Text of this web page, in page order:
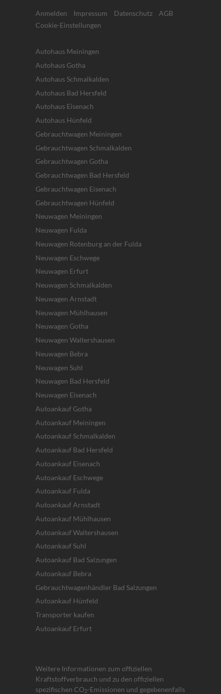
Anmelden Impressum Datenschutz
AGB
Cookie-Einstellungen
Autohaus Meiningen
Autohaus Gotha
Autohaus Schmalkalden
Autohaus Bad Hersfeld
Autohaus Eisenach
Autohaus Hünfeld
Gebrauchtwagen Meiningen
Gebrauchtwagen Schmalkalden
Gebrauchtwagen Gotha
Gebrauchtwagen Bad Hersfeld
Gebrauchtwagen Eisenach
Gebrauchtwagen Hünfeld
Neuwagen Meiningen
Neuwagen Fulda
Neuwagen Rotenburg an der Fulda
Neuwagen Eschwege
Neuwagen Erfurt
Neuwagen Schmalkalden
Neuwagen Arnstadt
Neuwagen Mühlhausen
Neuwagen Gotha
Neuwagen Waltershausen
Neuwagen Bebra
Neuwagen Suhl
Neuwagen Bad Hersfeld
Neuwagen Eisenach
Autoankauf Gotha
Autoankauf Meiningen
Autoankauf Schmalkalden
Autoankauf Bad Hersfeld
Autoankauf Eisenach
Autoankauf Eschwege
Autoankauf Fulda
Autoankauf Arnstadt
Autoankauf Mühlhausen
Autoankauf Waltershausen
Autoankauf Suhl
Autoankauf Bad Salzungen
Autoankauf Bebra
Gebrauchtwagenhändler Bad Salzungen
Autoankauf Hünfeld
Transporter kaufen
Autoankauf Erfurt
Weitere Informationen zum offiziellen
Kraftstoffverbrauch und zu den offiziellen
spezifischen CO2-Emissionen und gegebenenfalls